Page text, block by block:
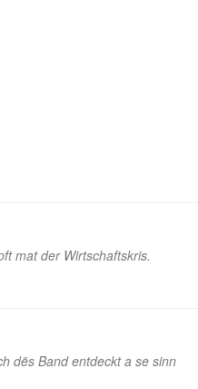
mat der Wirtschaftskris.
dës Band entdeckt a se sinn